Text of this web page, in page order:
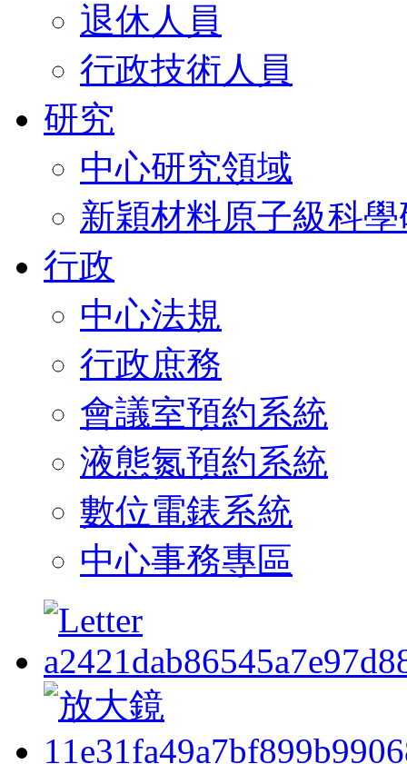
退休人員
行政技術人員
研究
中心研究領域
新穎材料原子級科
行政
中心法規
行政庶務
會議室預約系統
液態氮預約系統
數位電錶系統
中心事務專區